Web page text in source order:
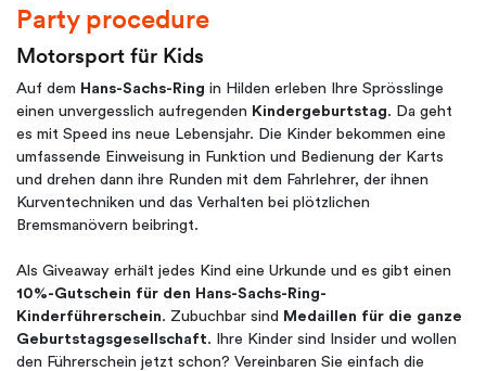
Party procedure
Motorsport für Kids
Auf dem Hans-Sachs-Ring in Hilden erleben Ihre Sprösslinge
einen unvergesslich aufregenden Kindergeburtstag. Da geht
es mit Speed ins neue Lebensjahr. Die Kinder bekommen eine
umfassende Einweisung in Funktion und Bedienung der Karts
und drehen dann ihre Runden mit dem Fahrlehrer, der ihnen
Kurventechniken und das Verhalten bei plötzlichen
Bremsmanövern beibringt.
Als Giveaway erhält jedes Kind eine Urkunde und es gibt einen
10%-Gutschein für den Hans-Sachs-Ring-
Kinderführerschein. Zubuchbar sind Medaillen für die ganze
Geburtstagsgesellschaft. Ihre Kinder sind Insider und wollen
den Führerschein jetzt schon? Vereinbaren Sie einfach die